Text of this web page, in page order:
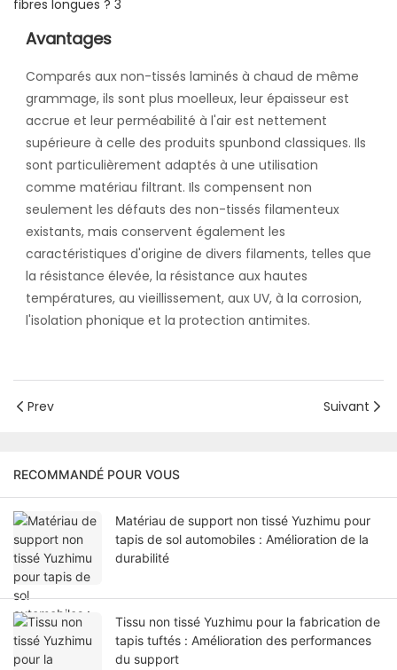
Avantages
Comparés aux non-tissés laminés à chaud de même
grammage, ils sont plus moelleux, leur épaisseur est
accrue et leur perméabilité à l'air est nettement
supérieure à celle des produits spunbond classiques. Ils
sont particulièrement adaptés à une utilisation
comme matériau filtrant. Ils compensent non
seulement les défauts des non-tissés filamenteux
existants, mais conservent également les
caractéristiques d'origine de divers filaments, telles que
la résistance élevée, la résistance aux hautes
températures, au vieillissement, aux UV, à la corrosion,
l'isolation phonique et la protection antimites.
Prev Suivant
RECOMMANDÉ POUR VOUS
Matériau de support non tissé Yuzhimu pour
tapis de sol automobiles : Amélioration de la
durabilité
Tissu non tissé Yuzhimu pour la fabrication de
tapis tuftés : Amélioration des performances
du support